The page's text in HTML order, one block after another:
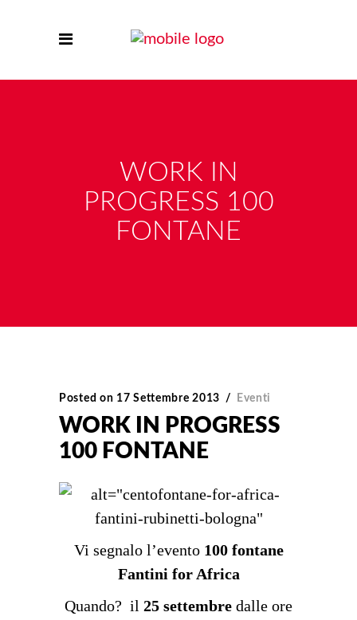
WORK IN
PROGRESS 100
FONTANE
Posted on 17 Settembre 2013 Eventi
WORK IN PROGRESS
100 FONTANE
Vi segnalo l’evento 100 fontane
Fantini for Africa
Quando? il 25 settembre dalle ore